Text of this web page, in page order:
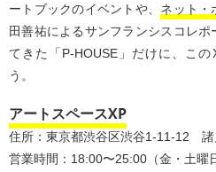
ートブックのイベントや、 ネット・
田善祐によるサンフランシスコレ
てきた「P-HOUSE」だけに、こ
う。
アートスペースXP
住所：東京都渋谷区渋谷1-11-12 諸
営業時間：18:00〜25:00（金・土曜